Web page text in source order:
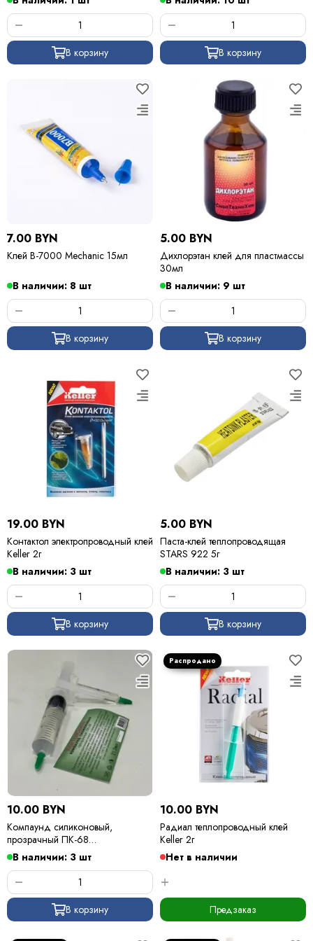
В корзину В корзину
7.00 BYN
Клей B-7000 Mechanic 15мл
В наличии: 8 шт
В корзину
5.00 BYN
Дихлорэтан клей для пластмассы
30мл
В наличии: 9 шт
В корзину
19.00 BYN
Контактол электропроводный клей
Keller 2г
В наличии: 3 шт
В корзину
5.00 BYN
Паста-клей теплопроводящая
STARS 922 5г
В наличии: 3 шт
В корзину
10.00 BYN
Компаунд силиконовый,
прозрачный ПК-68
(двухкомпонентный) 21гр
В наличии: 3 шт
В корзину
10.00 BYN
Радиал теплопроводный клей
Keller 2г
Нет в наличии
Предзаказ